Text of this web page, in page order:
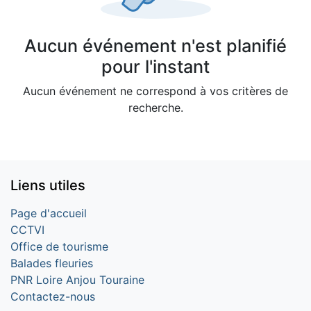
Aucun événement n'est planifié
pour l'instant
Aucun événement ne correspond à vos critères de
recherche.
Liens utiles
Page d'accueil
CCTVI
Office de tourisme
Balades fleuries
PNR Loire Anjou Touraine
Contactez-nous